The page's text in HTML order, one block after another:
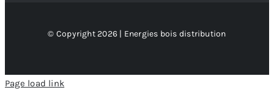
© Copyright 2026 | Energies bois distribution
Page load link